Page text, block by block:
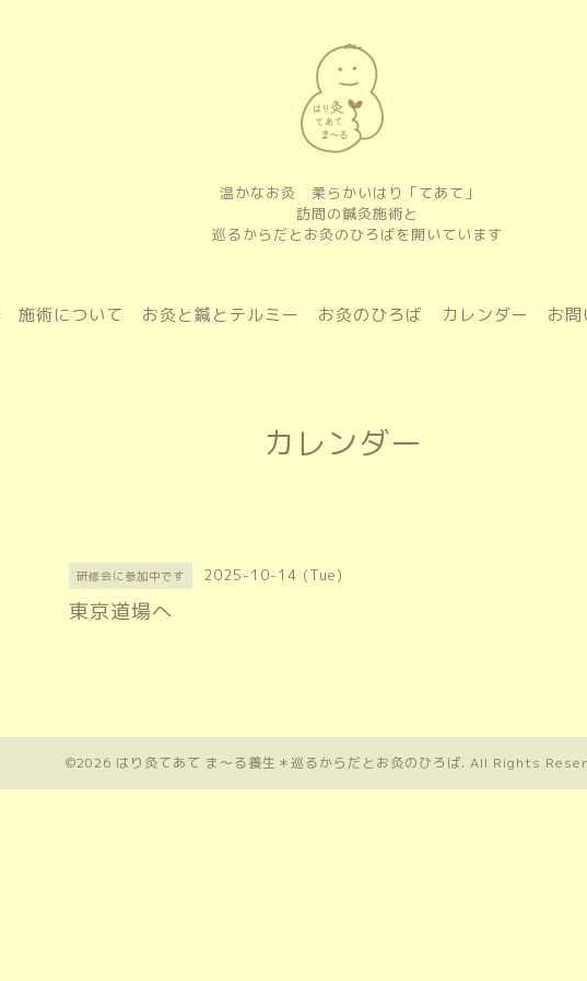
温かなお灸 柔らかいはり「てあて」
訪問の鍼灸施術と
巡るからだとお灸のひろばを開いています
施術について お灸と鍼とテルミー お灸のひろば カレンダー お
カレンダー
研修会に参加中です 2025-10-14 (Tue)
東京道場へ
©2026 はり灸てあて ま〜る養生＊巡るからだとお灸のひろば. All Rights